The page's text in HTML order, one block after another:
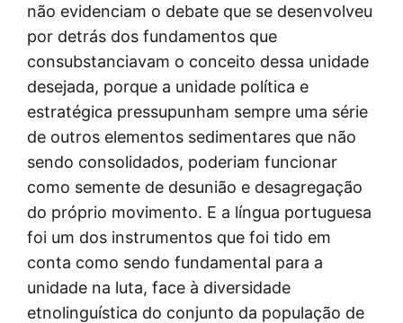
não evidenciam o debate que se desenvolveu
por detrás dos fundamentos que
consubstanciavam o conceito dessa unidade
desejada, porque a unidade política e
estratégica pressupunham sempre uma série
de outros elementos sedimentares que não
sendo consolidados, poderiam funcionar
como semente de desunião e desagregação
do próprio movimento. E a língua portuguesa
foi um dos instrumentos que foi tido em
conta como sendo fundamental para a
unidade na luta, face à diversidade
etnolinguística do conjunto da população de